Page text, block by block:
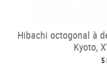
Hibachi octogonal à
Kyoto,
5